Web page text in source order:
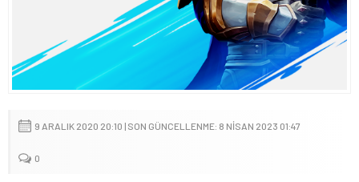
9 ARALIK 2020 20:10 | SON GÜNCELLENME: 8 NISAN 2023 01:47
0